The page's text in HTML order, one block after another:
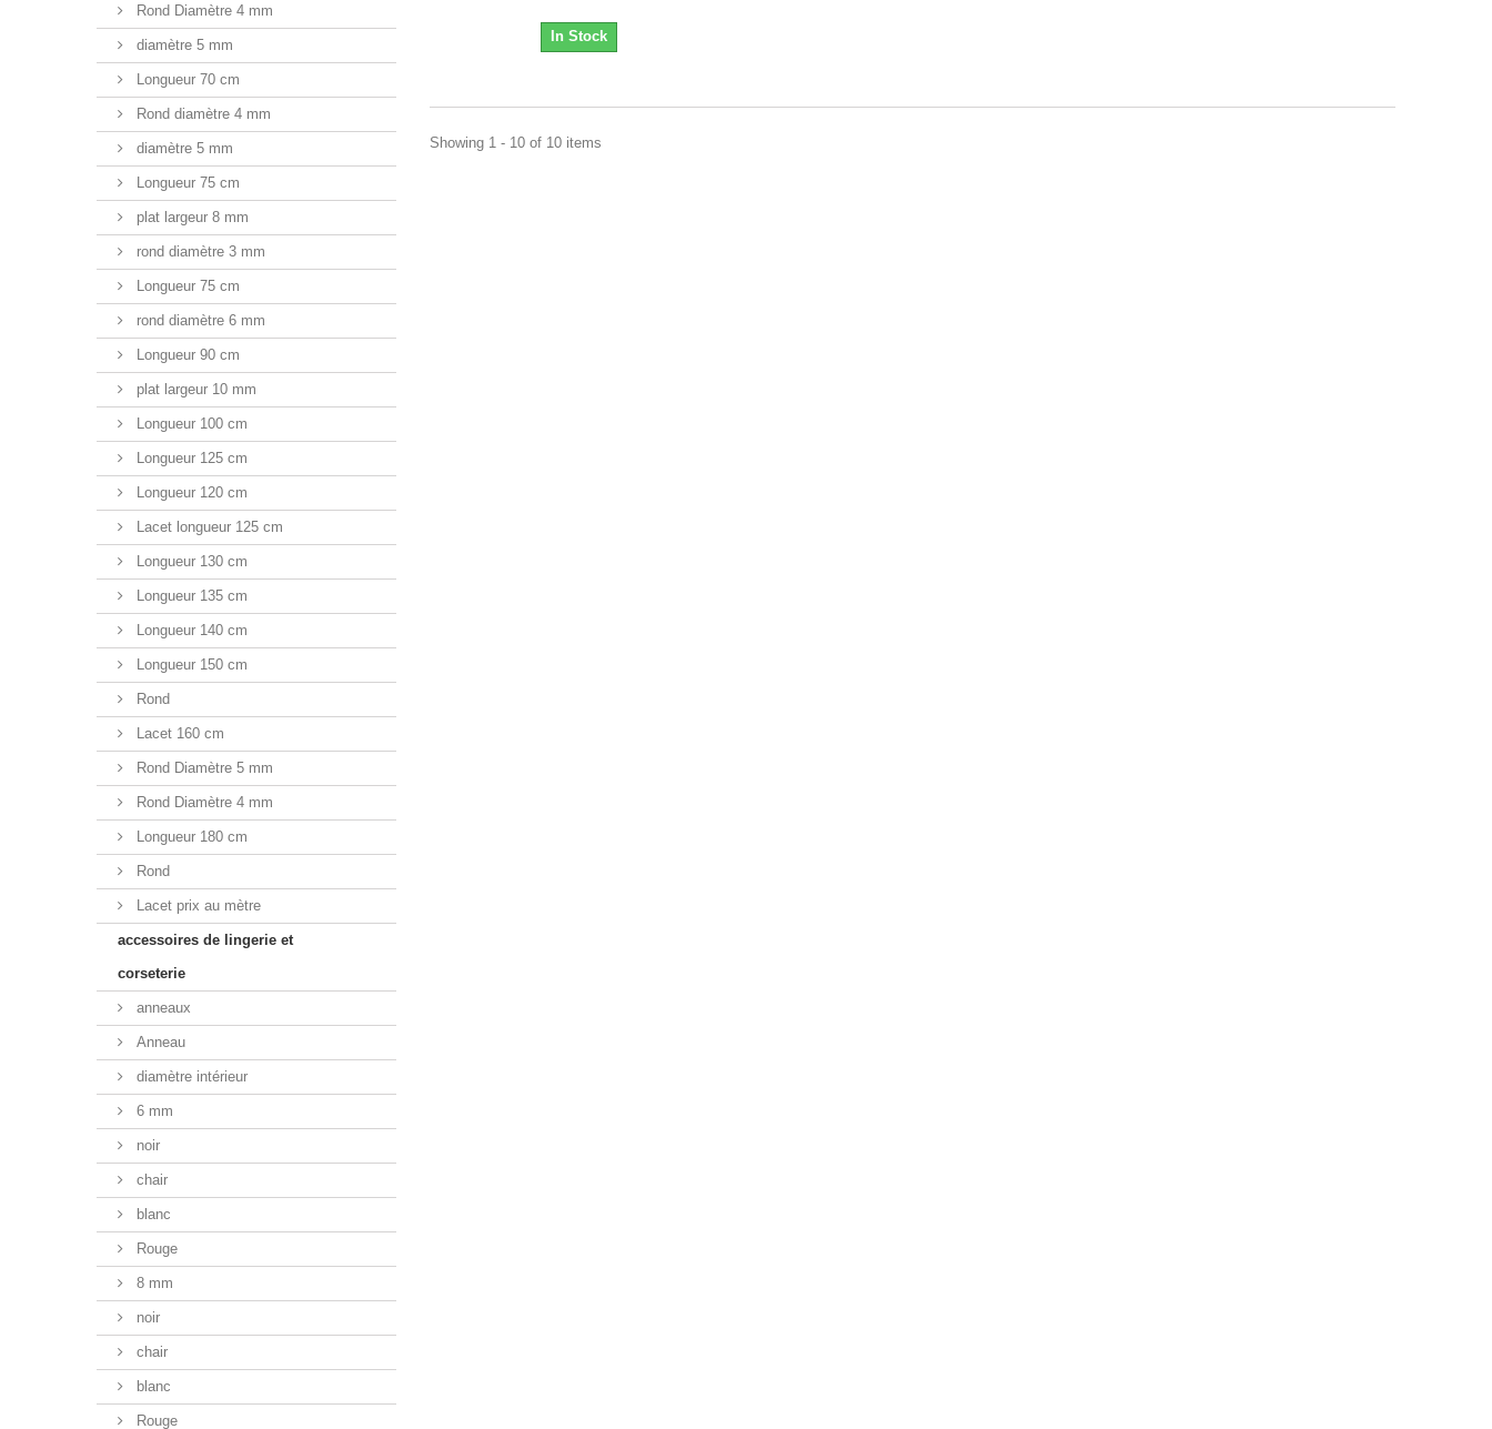
Rond Diamètre 4 mm
diamètre 5 mm
Longueur 70 cm
Rond diamètre 4 mm
diamètre 5 mm
Longueur 75 cm
plat largeur 8 mm
rond diamètre 3 mm
Longueur 75 cm
rond diamètre 6 mm
Longueur 90 cm
plat largeur 10 mm
Longueur 100 cm
Longueur 125 cm
Longueur 120 cm
Lacet longueur 125 cm
Longueur 130 cm
Longueur 135 cm
Longueur 140 cm
Longueur 150 cm
Rond
Lacet 160 cm
Rond Diamètre 5 mm
Rond Diamètre 4 mm
Longueur 180 cm
Rond
Lacet prix au mètre
accessoires de lingerie et
corseterie
anneaux
Anneau
diamètre intérieur
6 mm
noir
chair
blanc
Rouge
8 mm
noir
chair
blanc
Rouge
In Stock
Showing 1 - 10 of 10 items